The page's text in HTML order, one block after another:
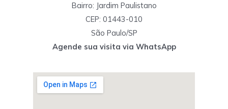
Bairro: Jardim Paulistano
CEP: 01443-010
São Paulo/SP
Agende sua visita via WhatsApp